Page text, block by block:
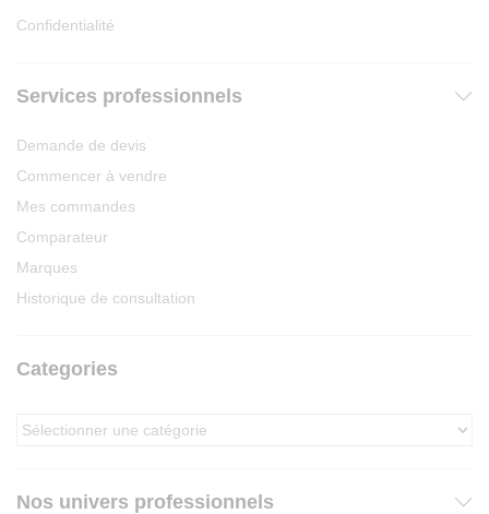
Confidentialité
Services professionnels
Demande de devis
Commencer à vendre
Mes commandes
Comparateur
Marques
Historique de consultation
Categories
Nos univers professionnels